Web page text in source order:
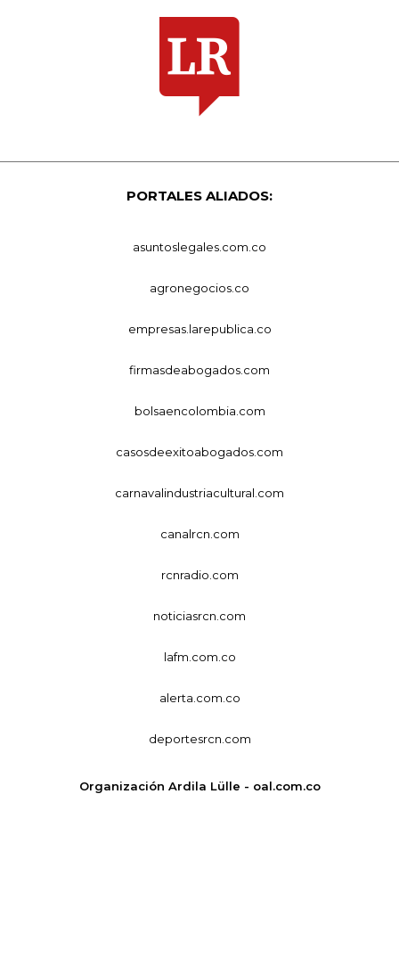
PORTALES ALIADOS:
asuntoslegales.com.co
agronegocios.co
empresas.larepublica.co
firmasdeabogados.com
bolsaencolombia.com
casosdeexitoabogados.com
carnavalindustriacultural.com
canalrcn.com
rcnradio.com
noticiasrcn.com
lafm.com.co
alerta.com.co
deportesrcn.com
Organización Ardila Lülle - oal.com.co